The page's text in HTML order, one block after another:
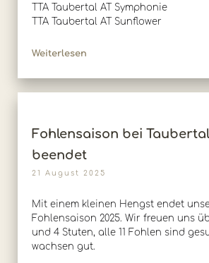
TTA Taubertal AT Symphonie
TTA Taubertal AT Sunflower
Weiterlesen
Fohlensaison bei
beendet
21 August 2025
Mit einem kleinen Hengst endet
Fohlensaison 2025. Wir freuen uns
und 4 Stuten, alle 11 Fohlen sind
wachsen gut.